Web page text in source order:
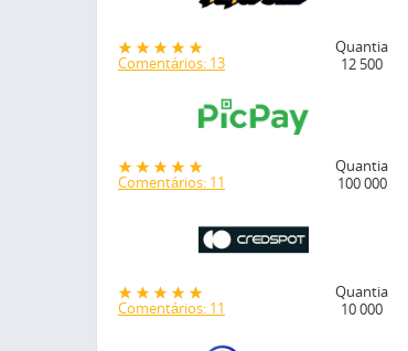
Comentários: 13
Quantia
12 500
Comentários: 11
Quantia
100 000
Comentários: 11
Quantia
10 000